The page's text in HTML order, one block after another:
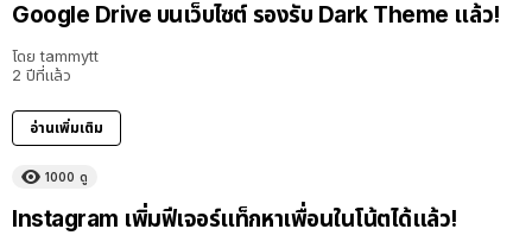
Google Drive บนเว็บไซต์ รองรับ Dark Theme แล้ว!
โดย tammytt
2 ปีที่แล้ว
อ่านเพิ่มเติม
1000 ดู
Instagram เพิ่มฟีเจอร์แท็กหาเพื่อนในโน้ตได้แล้ว!